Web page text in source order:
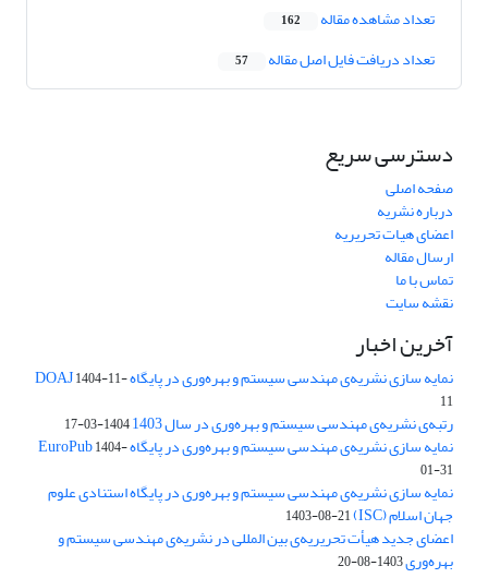
تعداد مشاهده مقاله 162
تعداد دریافت فایل اصل مقاله 57
دسترسی سریع
صفحه اصلی
درباره نشریه
اعضای هیات تحریریه
ارسال مقاله
تماس با ما
نقشه سایت
آخرین اخبار
نمایه سازی نشریه‌ی مهندسی سیستم و بهره‌وری در پایگاه DOAJ1404-11-
11
رتبه‌ی نشریه‌ی مهندسی سیستم و بهره‌وری در سال 1403 1404-03-17
نمایه سازی نشریه‌ی مهندسی سیستم و بهره‌وری در پایگاه EuroPub1404-
01-31
نمایه سازی نشریه‌ی مهندسی سیستم و بهره‌وری در پایگاه استنادی علوم
جهان اسلام (ISC) 1403-08-21
اعضای جدید هیأت تحریریه‌ی بین المللی در نشریه‌ی مهندسی سیستم و
بهره‌وری1403-08-20